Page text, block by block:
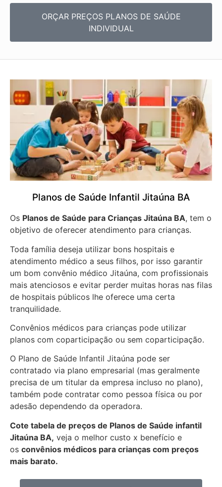
ORÇAR PREÇOS PLANOS DE SAÚDE
INDIVIDUAL
Planos de Saúde Infantil Jitaúna BA
Os Planos de Saúde para Crianças Jitaúna BA, tem o
objetivo de oferecer atendimento para crianças.
Toda família deseja utilizar bons hospitais e
atendimento médico a seus filhos, por isso garantir
um bom convênio médico Jitaúna, com profissionais
mais atenciosos e evitar perder muitas horas nas filas
de hospitais públicos lhe oferece uma certa
tranquilidade.
Convênios médicos para crianças pode utilizar
planos com coparticipação ou sem coparticipação.
O Plano de Saúde Infantil Jitaúna pode ser
contratado via plano empresarial (mas geralmente
precisa de um titular da empresa incluso no plano),
também pode contratar como pessoa física ou por
adesão dependendo da operadora.
Cote tabela de preços de Planos de Saúde infantil
Jitaúna BA, veja o melhor custo x benefício e
os convênios médicos para crianças com preços
mais barato.